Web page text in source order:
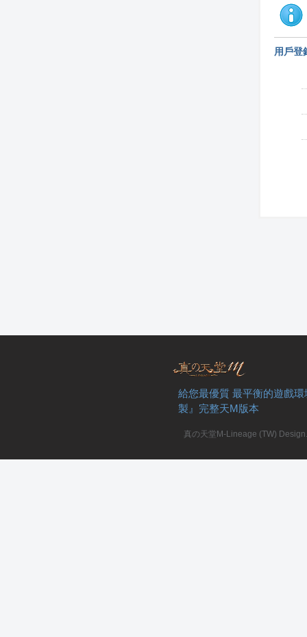
用戶登
給您最優質 最平衡的遊戲
製』完整天M版本
真の天堂M-Lineage (TW)